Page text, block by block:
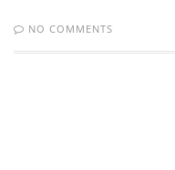
NO COMMENTS